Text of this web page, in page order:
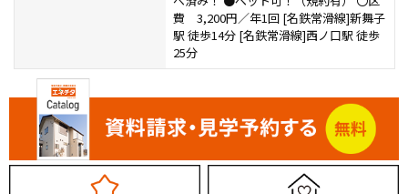
費 3,200円／年1回 [名鉄常滑線]新舞子
駅 徒歩14分 [名鉄常滑線]西ノ口駅 徒歩
25分